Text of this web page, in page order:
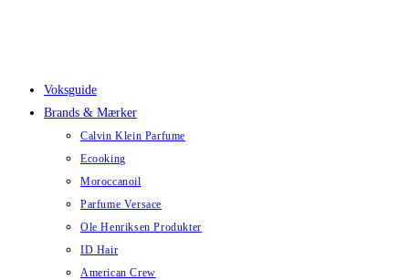
Voksguide
Brands & Mærker
Calvin Klein Parfume
Ecooking
Moroccanoil
Parfume Versace
Ole Henriksen Produkter
ID Hair
American Crew